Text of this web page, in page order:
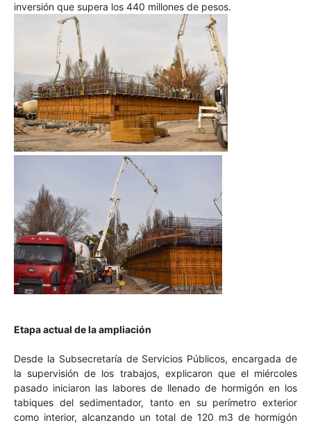
inversión que supera los 440 millones de pesos.
Etapa actual de la ampliación
Desde la Subsecretaría de Servicios Públicos, encargada de
la supervisión de los trabajos, explicaron que el miércoles
pasado iniciaron las labores de llenado de hormigón en los
tabiques del sedimentador, tanto en su perímetro exterior
como interior, alcanzando un total de 120 m3 de hormigón